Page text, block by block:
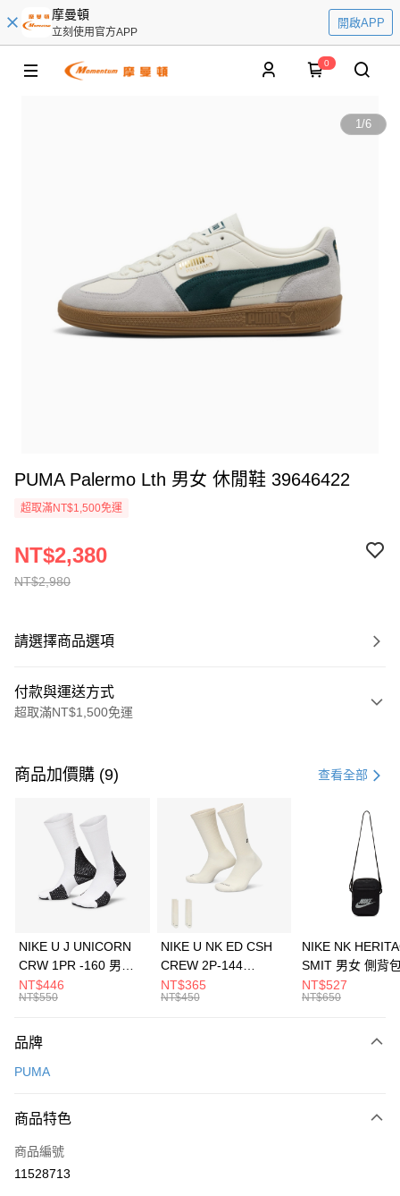
摩曼頓
立刻使用官方APP
開啟APP
0
1/6
PUMA Palermo Lth 男女 休閒鞋 39646422
超取滿NT$1,500免運
NT$2,980
NT$2,380
請選擇商品選項
付款與運送方式
超取滿NT$1,500免運
信用卡一次付款
3 期 0 利率 每期 21家銀行
合作金庫商業銀行
第一商業銀行
華南商業銀行
彰化商業銀行
上海商業儲蓄銀行
元大商業銀行
台灣樂天信用卡公司
Apple Pay
全盈+PAY
AFTEE先享後付
【關於「AFTEE先享後付」】
便利好安心！
３．安心：先確認商品／服務後，再付款。
【「AFTEE先享後付」結帳流程】
１．於結帳方式選擇「AFTEE先享後付」後，將跳轉至「AFTEE先享後付」
運送方式
每筆NT$100，滿NT$1,500(含以上)免運費
宅配
每筆NT$100，滿NT$1,500(含以上)免運費
商品加價購 (9) 查看全部
NIKE U J UNICORN
CRW 1PR -160 男女
中統襪 FZ3393100
NT$446
NT$550
NIKE U NK ED CSH
CREW 2P-144
EMBRDY 男女 短統襪
FZ3073133
NT$365
NT$450
NIKE NK
SMIT 男女 側背
BA5871010
NT$527
NT$650
品牌
PUMA
商品特色
商品編號
11528713